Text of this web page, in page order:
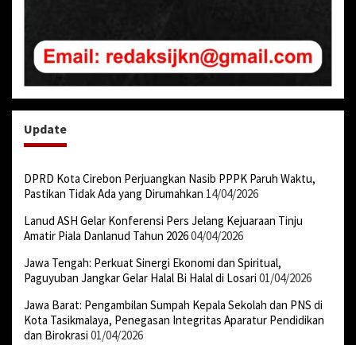
Update
DPRD Kota Cirebon Perjuangkan Nasib PPPK Paruh Waktu,
Pastikan Tidak Ada yang Dirumahkan 14/04/2026
Lanud ASH Gelar Konferensi Pers Jelang Kejuaraan Tinju
Amatir Piala Danlanud Tahun 202604/04/2026
Jawa Tengah: Perkuat Sinergi Ekonomi dan Spiritual,
Paguyuban Jangkar Gelar Halal Bi Halal di Losari 01/04/2026
Jawa Barat: Pengambilan Sumpah Kepala Sekolah dan PNS di
Kota Tasikmalaya, Penegasan Integritas Aparatur Pendidikan
dan Birokrasi 01/04/2026